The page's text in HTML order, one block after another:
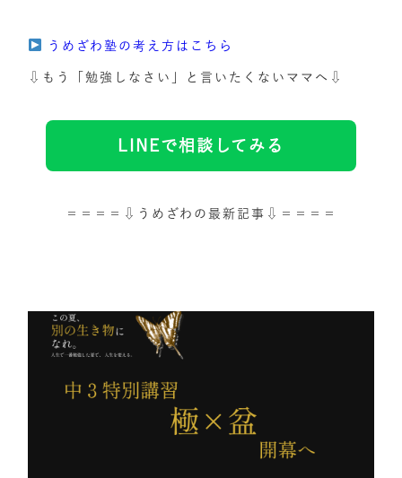
うめざわ塾の考え方はこちら
⇩もう「勉強しなさい」と言いたくないママへ⇩
LINEで相談してみる
＝＝＝＝⇩うめざわの最新記事⇩＝＝＝＝